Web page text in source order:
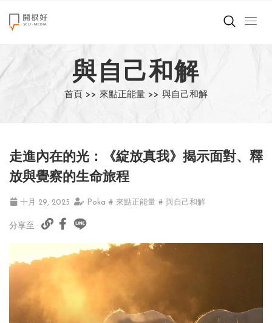
來點正能量
世界在想什麼
創造美好生活
職場商業經濟
影片專區
關於我們
與自己和解
首頁 >> 來點正能量 >> 與自己和解
走進內在的光：《綻放真我》揭示面對、釋
放與覺察的生命旅程
十月 29, 2025 Poka # 來點正能量 # 與自己和解
分享至 :